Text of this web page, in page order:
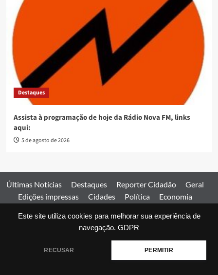
Este site utiliza cookies para melhorar sua experiência de
navegação. GDPR
RECUSAR PERMITIR
Destaques
Assista à programação de hoje da Rádio Nova FM, links
aqui:
5 de agosto de 2026
Últimas Notícias Destaques Reporter Cidadão
Geral
Edições impressas
Cidades Política
Economia
Comercial
Edições impressas Expediente Home
© 2026 Jornal Estado de Goiás. Todos os direitos reservados.
by AF themes.